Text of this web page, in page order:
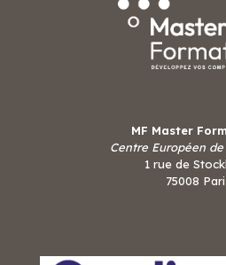
MF Master
Centre Européen
1 rue de
75008